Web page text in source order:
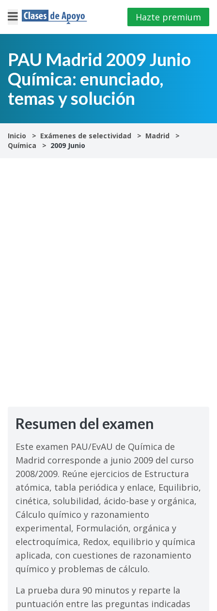
×
Iniciar
sesión
E.S.O
Hazte premium
PAU Madrid 2009 Junio
Química: enunciado,
temas y solución
Inicio Exámenes de selectividad
Madrid
Química
2009 Junio
Resumen del examen
Este examen PAU/EvAU de Química de
Madrid corresponde a junio 2009 del curso
2008/2009. Reúne ejercicios de Estructura
atómica, tabla periódica y enlace, Equilibrio,
cinética, solubilidad, ácido-base y orgánica,
Cálculo químico y razonamiento
experimental, Formulación, orgánica y
electroquímica, Redox, equilibrio y química
aplicada, con cuestiones de razonamiento
químico y problemas de cálculo.
La prueba dura 90 minutos y reparte la
puntuación entre las preguntas indicadas